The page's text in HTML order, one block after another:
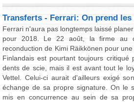
Transferts - Ferrari: On prend les
Ferrari n'aura pas longtemps laissé
pour 2018. Le 22 août, la firme au
reconduction de Kimi Räikkönen pour
Finlandais est pourtant toujours critiqué
dents de scie, mais il est avant tout le
Vettel. Celui-ci aurait d'ailleurs exigé
échange de sa propre signature. On le
mis en concurrence au sein de sa